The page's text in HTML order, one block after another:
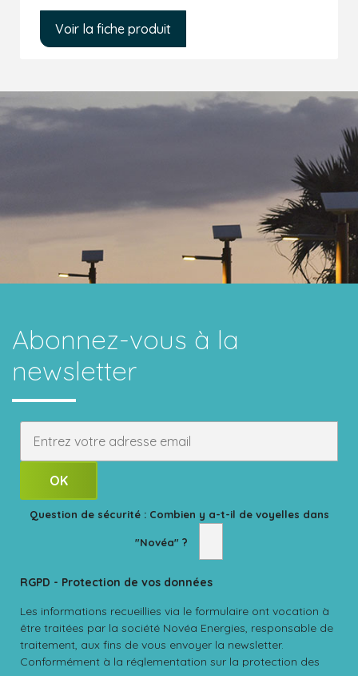
Voir la fiche produit
Abonnez-vous à la
newsletter
Question de sécurité : Combien y a-t-il de voyelles dans
"Novéa" ?
RGPD - Protection de vos données
Les informations recueillies via le formulaire ont vocation à
être traitées par la société Novéa Energies, responsable de
traitement, aux fins de vous envoyer la newsletter.
Conformément à la réglementation sur la protection des